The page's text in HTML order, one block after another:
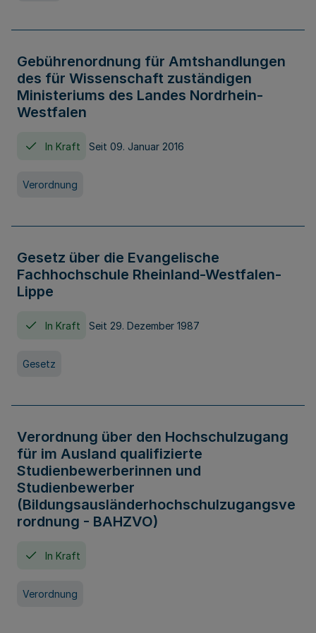
Gebührenordnung für Amtshandlungen
des für Wissenschaft zuständigen
Ministeriums des Landes Nordrhein-
Westfalen
In Kraft Seit 09. Januar 2016
Verordnung
Gesetz über die Evangelische
Fachhochschule Rheinland-Westfalen-
Lippe
In Kraft Seit 29. Dezember 1987
Gesetz
Verordnung über den Hochschulzugang
für im Ausland qualifizierte
Studienbewerberinnen und
Studienbewerber
(Bildungsausländerhochschulzugangsve
rordnung - BAHZVO)
In Kraft
Verordnung